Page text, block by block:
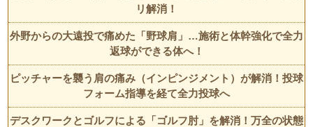
リ解消！
外野からの大遠投で痛めた「野球肩」…施術と体幹強化で全力
返球ができる体へ！
ピッチャーを襲う肩の痛み（インピンジメント）が解消！投球
フォーム指導を経て全力投球へ
デスクワークとゴルフによる「ゴルフ肘」を解消！万全の状態